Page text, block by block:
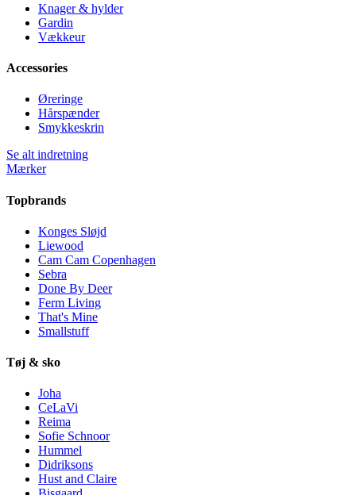
Knager & hylder
Gardin
Vækkeur
Accessories
Øreringe
Hårspænder
Smykkeskrin
Se alt indretning
Mærker
Topbrands
Konges Sløjd
Liewood
Cam Cam Copenhagen
Sebra
Done By Deer
Ferm Living
That's Mine
Smallstuff
Tøj & sko
Joha
CeLaVi
Reima
Sofie Schnoor
Hummel
Didriksons
Hust and Claire